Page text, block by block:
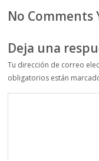
No Comments
Deja una
Tu dirección de correo
obligatorios están